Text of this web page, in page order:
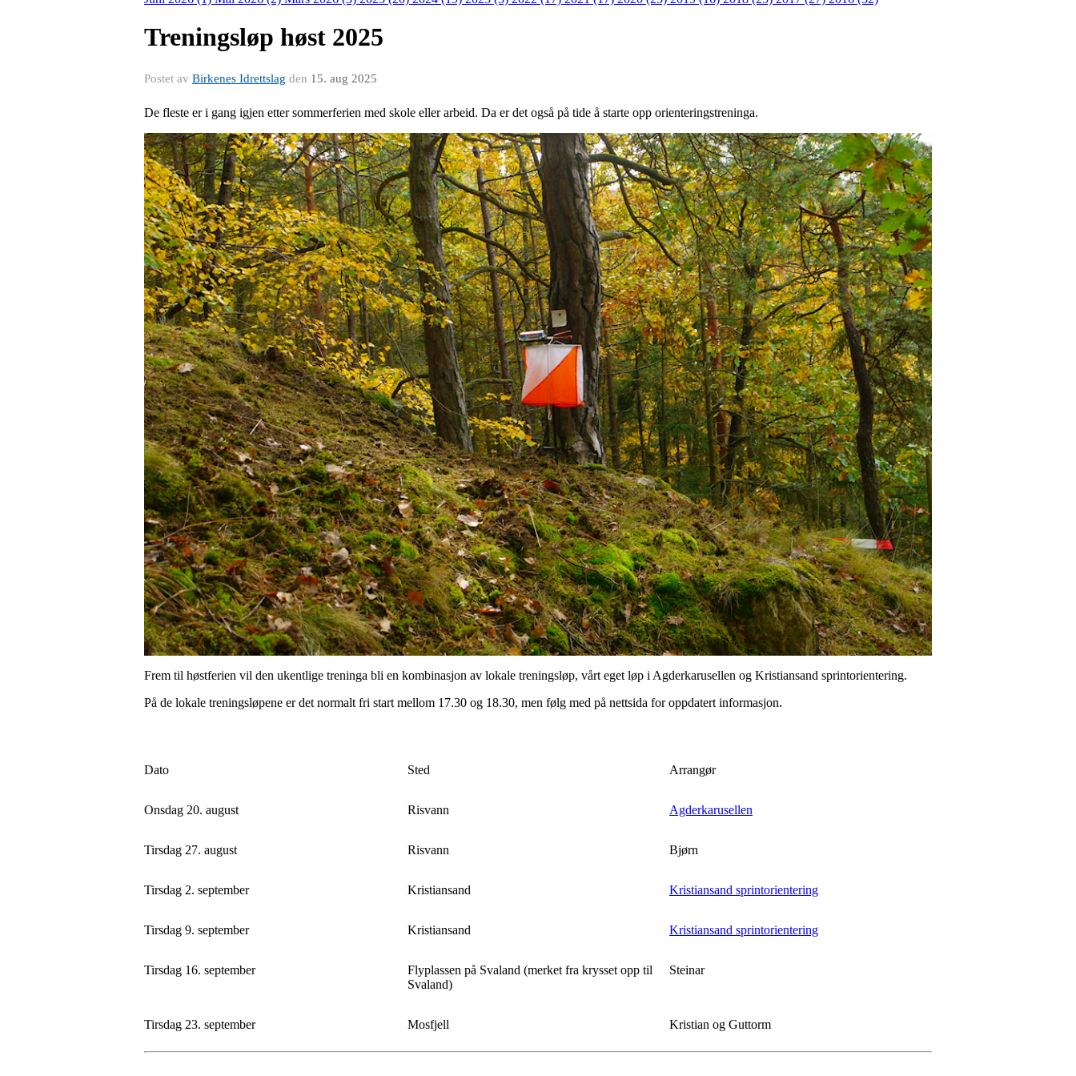
Treningsløp høst 2025
Postet av Birkenes Idrettslag den 15. aug 2025
De fleste er i gang igjen etter sommerferien med skole eller arbeid. Da er det også på tide å starte opp orienteringstreninga.
Frem til høstferien vil den ukentlige treninga bli en kombinasjon av lokale treningsløp, vårt eget løp i Agderkarusellen og Kristiansand sprintorientering.
På de lokale treningsløpene er det normalt fri start mellom 17.30 og 18.30, men følg med på nettsida for oppdatert informasjon.
Dato Sted Arrangør
Onsdag 20. august Risvann Agderkarusellen
Tirsdag 27. august Risvann Bjørn
Tirsdag 2. september Kristiansand Kristiansand sprintorientering
Tirsdag 9. september Kristiansand Kristiansand sprintorientering
Tirsdag 16. september
Flyplassen på Svaland (merket fra krysset opp til
Svaland)
Steinar
Tirsdag 23. september Mosfjell Kristian og Guttorm